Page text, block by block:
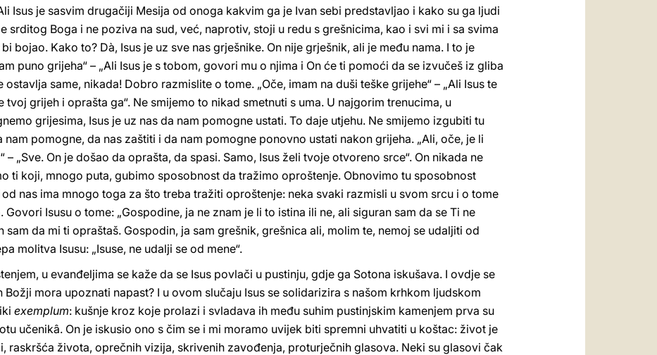
Isus je sasvim drugačiji Mesija od onoga kakvim ga je Ivan sebi predstavljao i kako su ga ljudi
srditog Boga i ne poziva na sud, već, naprotiv, stoji u redu s grešnicima, kao i svi mi i sa svima
bojao. Kako to? Dà, Isus je uz sve nas grješnike. On nije grješnik, ali je među nama. I to je
puno grijeha“ – „Ali Isus je s tobom, govori mu o njima i On će ti pomoći da se izvučeš iz gliba
ostavlja same, nikada! Dobro razmislite o tome. „Oče, imam na duši teške grijehe“ – „Ali Isus te
tvoj grijeh i oprašta ga“. Ne smijemo to nikad smetnuti s uma. U najgorim trenucima, u
grijesima, Isus je uz nas da nam pomogne ustati. To daje utjehu. Ne smijemo izgubiti tu
nam pomogne, da nas zaštiti i da nam pomogne ponovno ustati nakon grijeha. „Ali, oče, je li
– „Sve. On je došao da oprašta, da spasi. Samo, Isus želi tvoje otvoreno srce“. On nikada ne
ti koji, mnogo puta, gubimo sposobnost da tražimo oproštenje. Obnovimo tu sposobnost
nas ima mnogo toga za što treba tražiti oproštenje: neka svaki razmisli u svom srcu i o tome
Isusu o tome: „Gospodine, ja ne znam je li to istina ili ne, ali siguran sam da se Ti ne
sam da mi ti opraštaš. Gospodin, ja sam grešnik, grešnica ali, molim te, nemoj se udaljiti od
molitva Isusu: „Isuse, ne udalji se od mene“.
u evanđeljima se kaže da se Isus povlači u pustinju, gdje ga Sotona iskušava. I ovdje se
Božji mora upoznati napast? I u ovom slučaju Isus se solidarizira s našom krhkom ljudskom
exemplum: kušnje kroz koje prolazi i svladava ih među suhim pustinjskim kamenjem prva su
učenikâ. On je iskusio ono s čim se i mi moramo uvijek biti spremni uhvatiti u koštac: život je
raskršća života, oprečnih vizija, skrivenih zavođenja, proturječnih glasova. Neki su glasovi čak